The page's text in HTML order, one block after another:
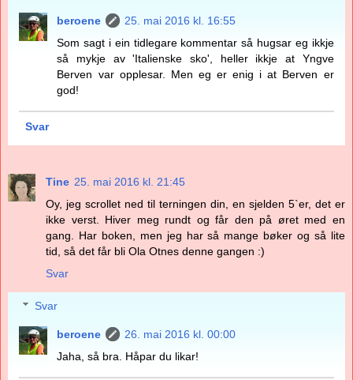
beroene
25. mai 2016 kl. 16:55
Som sagt i ein tidlegare kommentar så hugsar eg ikkje
så mykje av 'Italienske sko', heller ikkje at Yngve
Berven var opplesar. Men eg er enig i at Berven er
god!
Svar
Tine 25. mai 2016 kl. 21:45
Oy, jeg scrollet ned til terningen din, en sjelden 5`er, det er
ikke verst. Hiver meg rundt og får den på øret med en
gang. Har boken, men jeg har så mange bøker og så lite
tid, så det får bli Ola Otnes denne gangen :)
Svar
Svar
beroene
26. mai 2016 kl. 00:00
Jaha, så bra. Håpar du likar!